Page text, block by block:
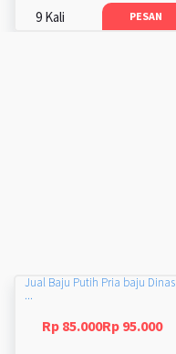
9 Kali PESAN
Jual Baju Putih Pria baju Dinas
...
Rp 85.000Rp 95.000